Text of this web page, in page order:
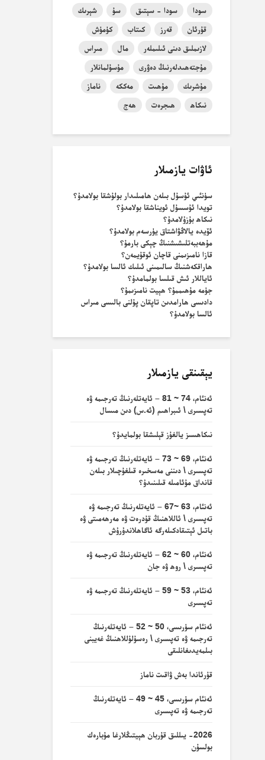
سودا
سودا - سېتىق سۇ
شېرىك
قۇرئان
قەرز كىتاب
كۈمۈش
لازىملىق دىنى ئىلىملەر
مال
مىراس
مۇجتەھىدلەرنىڭ دەۋرى
مۇسۇلمانلار
مۇشرىك
مۇھىت مەككە
ناماز
نىكاھ
ھىجرەت ھەج
ئاۋات يازمىلار
سۈنئىي ئۇسۇل بىلەن ھامىلىدار بولۇشقا بولامدۇ؟
تويدا ئۇسسۇل ئويناشقا بولامدۇ؟
نىكاھ بۇزۇلامدۇ؟
ئۆيدە يالاڭۋاشتاق يۈرسەم بولامدۇ؟
مۇھەببەتلىشىشنىڭ چېكى بارمۇ؟
قازا نامىزىمنى قاچان ئوقۇيمەن؟
ھاراقكەشنىڭ سالىمىنى ئىلىك ئالسا بولامدۇ؟
ئاياللار ئىش قىلسا بولمامدۇ؟
جۈمە مۇھىممۇ؟ ھېيت نامىزىمۇ؟
دادىسى ھارامدىن تاپقان پۇلنى بالىسى مىراس
ئالسا بولامدۇ؟
يېقىنقى يازمىلار
ئەنئام، 74 ~ 81 – ئايەتلەرنىڭ تەرجىمە ۋە
تەپسىرى \ ئىبراھىم (ئە.س) دىن مىسال
نىكاھسىز يالغۇز قېلىشقا بولمايدۇ؟
ئەنئام، 69 ~ 73 – ئايەتلەرنىڭ تەرجىمە ۋە
تەپسىرى \ دىننى مەسخىرە قىلغۇچىلار بىلەن
قانداق مۇئامىلە قىلىنىدۇ؟
ئەنئام، 63 ~67 – ئايەتلەرنىڭ تەرجىمە ۋە
تەپسىرى \ ئاللاھنىڭ قۇدرەت ۋە مەرھەمىتى ۋە
باتىل ئېتىقادكىلەرگە ئاگاھلاندۇرۇش
ئەنئام، 60 ~ 62 – ئايەتلەرنىڭ تەرجىمە ۋە
تەپسىرى \ روھ ۋە جان
ئەنئام، 53 ~ 59 – ئايەتلەرنىڭ تەرجىمە ۋە
تەپسىرى
ئەنئام سۈرىسى، 50 ~ 52 – ئايەتلەرنىڭ
تەرجىمە ۋە تەپسىرى \ رەسۇلۇللاھنىڭ غەيبنى
بىلمەيدىغانلىقى
قۇرئاندا بەش ۋاقىت ناماز
ئەنئام سۈرىسى، 45 ~ 49 – ئايەتلەرنىڭ
تەرجىمە ۋە تەپسىرى
2026- يىللىق قۇربان ھېيتىڭلارغا مۇبارەك
بولسۇن